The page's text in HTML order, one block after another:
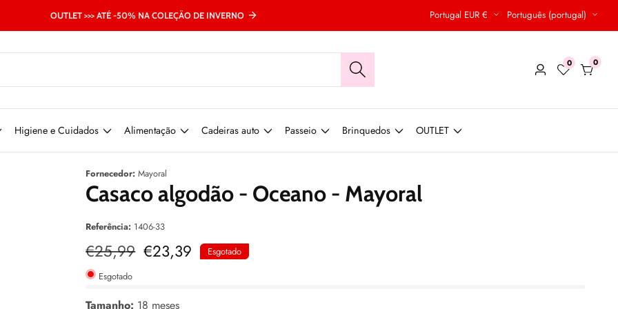
OUTLET >>> ATÉ -50% NA COLEÇÃO DE INVERNO Portugal EUR € Português (portugal)
Conecte-
0 00
Higiene e Cuidados Alimentação Cadeiras auto Passeio Brinquedos
OUTLET
Fornecedor: Mayoral
Casaco algodão - Oceano - Mayoral
Referência: 1406-33
Preço
normal
€25,99 Preço
de
€23,39
Esgotado
Esgotado
Tamanho: 18 meses